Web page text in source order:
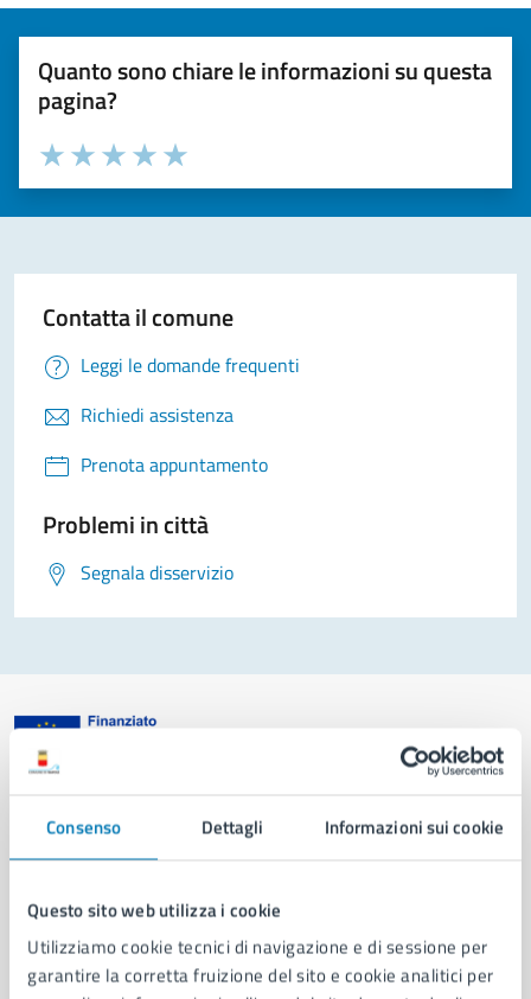
Consenso Dettagli Informazioni sui cookie
Questo sito web utilizza i cookie
Utilizziamo cookie tecnici di navigazione e di sessione per
garantire la corretta fruizione del sito e cookie analitici per
Quanto sono chiare le informazioni su questa
pagina?
Valuta la chiarezza delle informazioni (da 1 a 5 stelle)
Seleziona il numero di stelle per valutare la chiarezza delle
Valuta 5 stelle su 5
Valuta 4 stelle su 5
Valuta 3 stelle su 5
Valuta 2 stelle su 5
Valuta 1 stelle su 5
Contatta il comune
Leggi le domande frequenti
Richiedi assistenza
Prenota appuntamento
Problemi in città
Segnala disservizio
Aree amministrative
Organi di governo
Municipalità